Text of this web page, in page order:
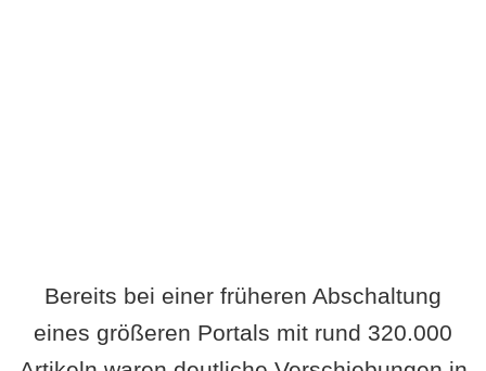
Bereits bei einer früheren Abschaltung
eines größeren Portals mit rund 320.000